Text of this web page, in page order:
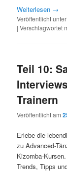
Weiterlesen →
Veröffentlicht unter
|Verschlagwortet
Teil 10:
Trainern
Veröffentlicht am
Erlebe die
zu Advanced-
Kizomba-
Trends, Tipps